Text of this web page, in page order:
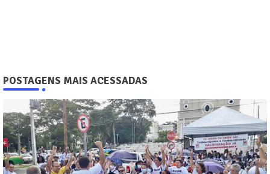
POSTAGENS MAIS ACESSADAS